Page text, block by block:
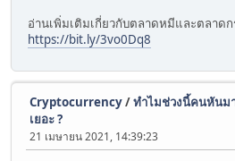
อ่านเพิ่มเติมเกี่ยวกับตลาดหมีและตลาด
https://bit.ly/3vo0Dq8
Cryptocurrency/ทำไมช่วงนี้คนหันม
เยอะ ?
21 เมษายน 2021, 14:39:23